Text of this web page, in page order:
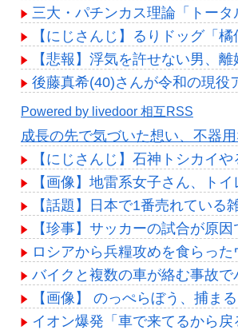
三大・パチンカス理論「トー
【にじさんじ】るりドッグ「
【悲報】浮気を許せない男、
後藤真希(40)さんが令和の現役
Powered by livedoor 相互RSS
成長の先で気づいた想い、不器
【にじさんじ】石神トシカイや
【画像】地雷系女子さん、ト
【話題】日本で1番売れてい
【珍事】サッカーの試合が原
ロシアから兵糧攻めを食らっ
バイクと複数の車が絡む事故
【画像】 のっぺらぼう、捕ま
イオン爆発「車で来てるから